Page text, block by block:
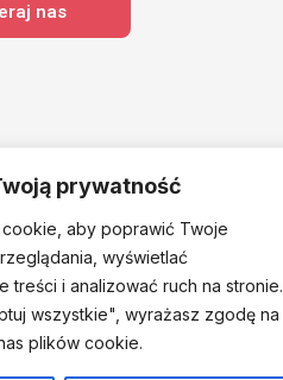
prywatność
aby poprawić Twoje
wyświetlać
treści i analizować ruch na stronie.
wszystkie", wyrażasz zgodę na
plików cookie.
nas